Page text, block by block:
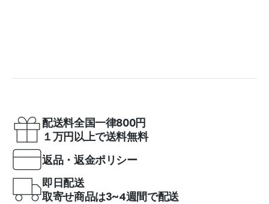
配送料全国一律800円
１万円以上で送料無料
返品・返金ポリシー
即日配送
取寄せ商品は3~4週間で配送